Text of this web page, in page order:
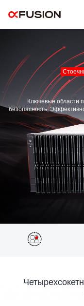
Ключевые области
безопасность,